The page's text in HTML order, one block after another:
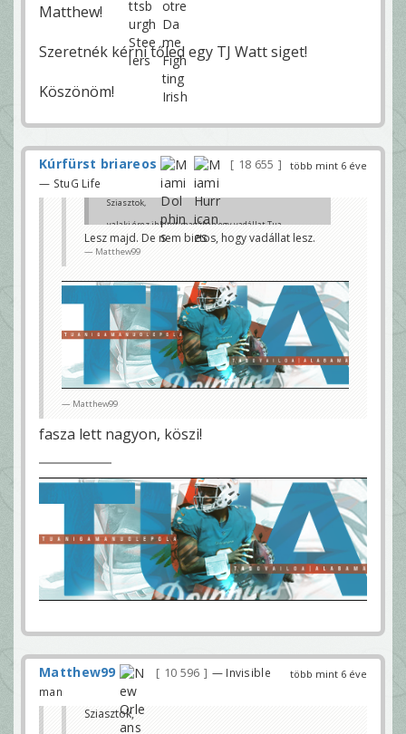
Matthew!
Szeretnék kérni tőled egy TJ Watt siget!
Köszönöm!
több mint 6 éve
Kúrfürst briareos 18 655
— StuG Life
Sziasztok,
valaki érez ihletet magában egy vadállat Tua
sighez? totally szabad kéz, csak karcoljon.
előre is köszönöm
briareos
Lesz majd. De nem biztos, hogy vadállat lesz.
Matthew99
Matthew99
fasza lett nagyon, köszi!
több mint 6 éve
Matthew99 10 596
— Invisible
man
Sziasztok,